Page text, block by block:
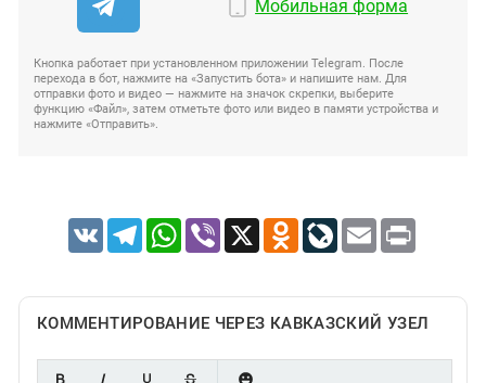
Мобильная форма
Кнопка работает при установленном приложении Telegram. После
перехода в бот, нажмите на «Запустить бота» и напишите нам. Для
отправки фото и видео — нажмите на значок скрепки, выберите
функцию «Файл», затем отметьте фото или видео в памяти устройства и
нажмите «Отправить».
VK TelegramWhatsApp
Viber X Odnoklassniki
LiveJournal
Email Print
КОММЕНТИРОВАНИЕ ЧЕРЕЗ КАВКАЗСКИЙ УЗЕЛ